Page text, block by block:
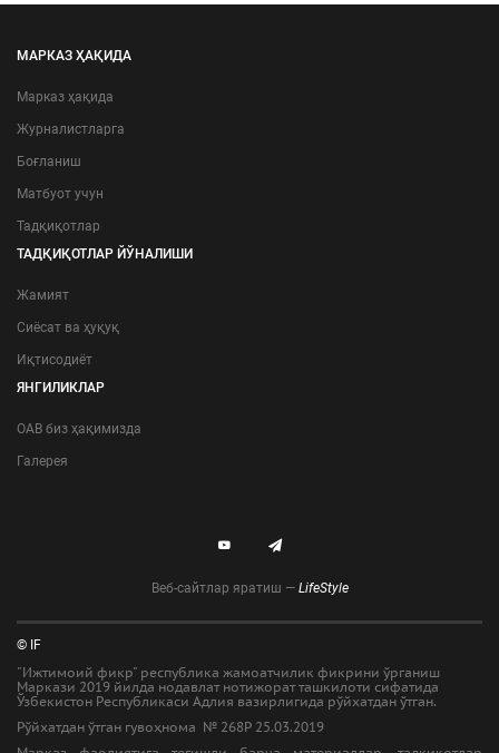
МАРКАЗ ҲАҚИДА
Марказ ҳақида
Журналистларга
Боғланиш
Матбуот учун
Тадқиқотлар
ТАДҚИҚОТЛАР ЙЎНАЛИШИ
Жамият
Сиёсат ва ҳуқуқ
Иқтисодиёт
ЯНГИЛИКЛАР
ОАВ биз ҳақимизда
Галерея
Веб-сайтлар яратиш — LifeStyle
© IF
"Ижтимоий фикр" республика жамоатчилик фикрини ўрганиш
Маркази 2019 йилда нодавлат нотижорат ташкилоти сифатида
Ўзбекистон Республикаси Адлия вазирлигида рўйхатдан ўтган.
Рўйхатдан ўтган гувоҳнома № 268Р 25.03.2019